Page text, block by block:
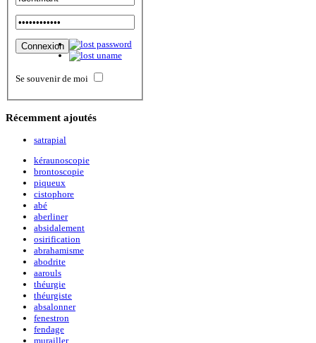
Se souvenir de moi
Récemment ajoutés
satrapial
kéraunoscopie
brontoscopie
piqueux
cistophore
abé
aberliner
absidalement
osirification
abrahamisme
abodrite
aarouls
théurgie
théurgiste
absalonner
fenestron
fendage
murailler